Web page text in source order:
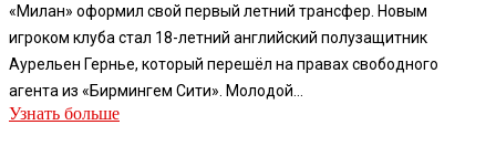
«Милан» оформил свой первый летний трансфер. Новым
игроком клуба стал 18-летний английский полузащитник
Аурельен Гернье, который перешёл на правах свободного
агента из «Бирмингем Сити». Молодой...
Узнать больше